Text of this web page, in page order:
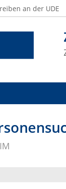
an der UDE